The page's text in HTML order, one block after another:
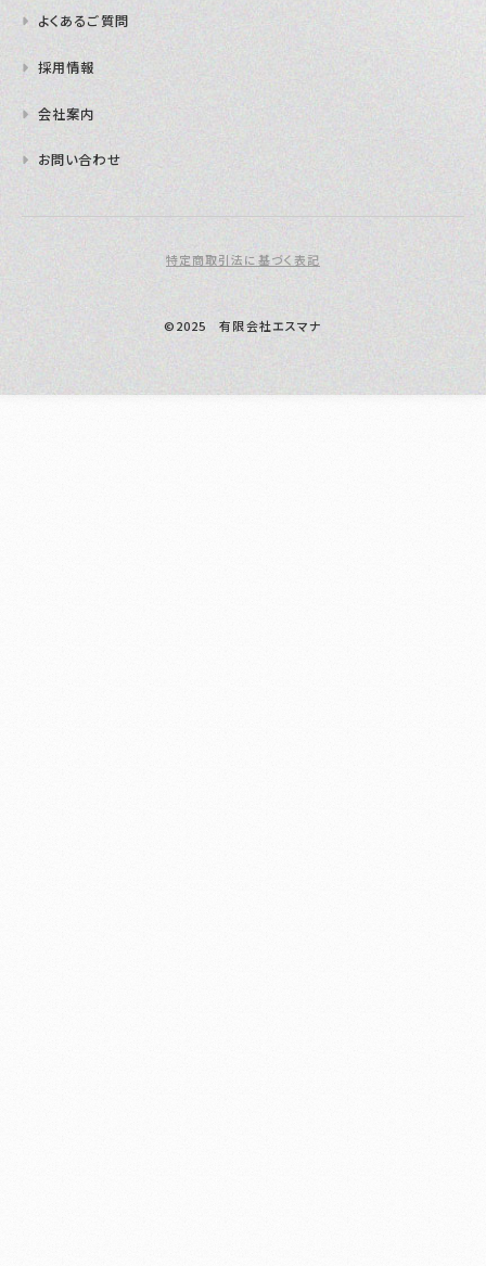
よくあるご質問
採用情報
会社案内
お問い合わせ
特定商取引法に基づく表記
©2025 有限会社エスマナ